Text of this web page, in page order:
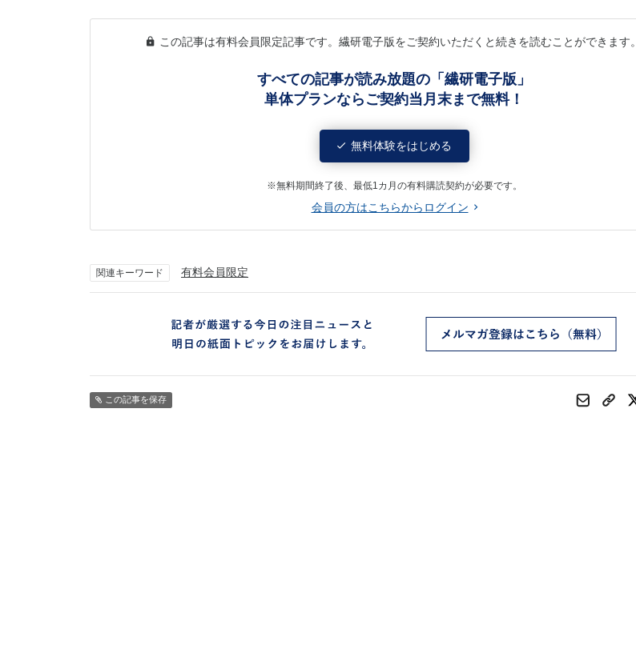
この記事は有料会員限定記事です。繊研電子版をご契約いただくと続きを読むことができます。
すべての記事が読み放題の「繊研電子版」
単体プランならご契約当月末まで無料！
無料体験をはじめる
※無料期間終了後、最低1カ月の有料購読契約が必要です。
会員の方はこちらからログイン
関連キーワード 有料会員限定
この記事を保存